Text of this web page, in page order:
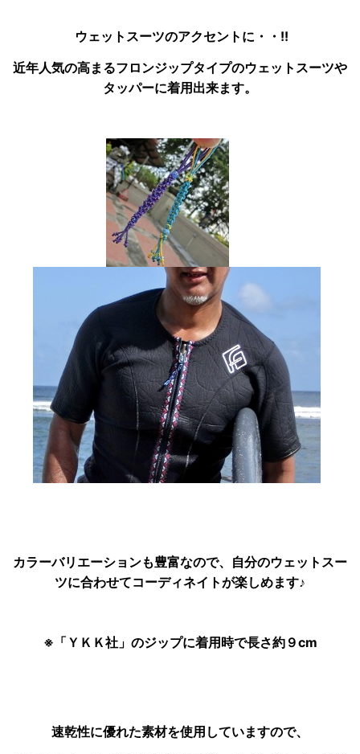
ウェットスーツのアクセントに・・!!
近年人気の高まるフロンジップタイプのウェットスーツや
タッパーに着用出来ます。
カラーバリエーションも豊富なので、自分のウェットスー
ツに合わせてコーディネイトが楽しめます♪
※「ＹＫＫ社」のジップに着用時で長さ約９cm
速乾性に優れた素材を使用していますので、